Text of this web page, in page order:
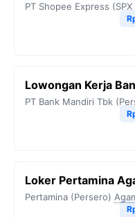
PT Shopee Express
Lowongan Kerja
PT Bank Mandiri Tbk
Loker Pertamina
Pertamina (Persero)